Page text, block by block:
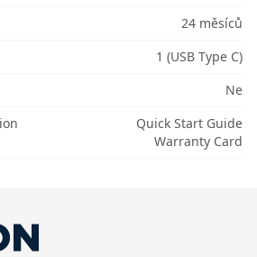
24 měsíců
1 (USB Type C)
Ne
Quick Start Guide
Warranty Card